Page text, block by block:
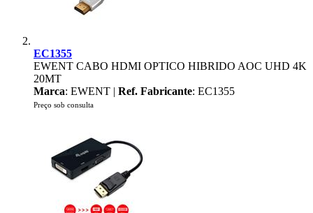
EC1355
EWENT CABO HDMI OPTICO HIBRIDO AOC UHD 4K
20MT
Marca: EWENT | Ref. Fabricante: EC1355
Preço sob consulta